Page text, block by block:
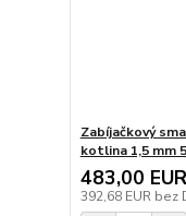
Zabíjačkový
kotlina 1,5 mm
483,00 EUR
392,68 EUR bez